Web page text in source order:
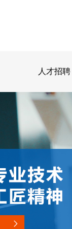
人才招聘